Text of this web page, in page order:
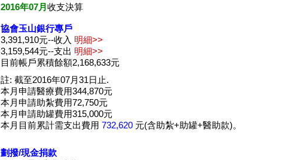
2016年07月 收支決算
協會玉山銀行專戶
3,391,910元--收入 明細>>
3,159,544元--支出 明細>>
目前帳戶累積餘額2,168,633元
註: 截至2016年07月31日止.
本月申請醫療費用344,870元
本月申請助紮費用72,750元
本月申請助罐費用315,000元
本月目前累計需支出費用 732,620元(含助紮+助罐+醫助款)。
劃撥/現金捐款